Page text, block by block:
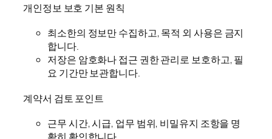
개인정보 보호 기본 원칙
최소한의 정보만 수집하고, 목적 외 사용은 금지
합니다.
저장은 암호화나 접근 권한 관리로 보호하고, 필
요 기간만 보관합니다.
계약서 검토 포인트
근무 시간, 시급, 업무 범위, 비밀유지 조항을 명